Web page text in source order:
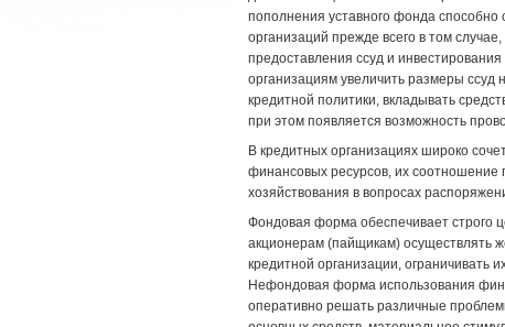
пополнения уставного фонда
организаций прежде всего в том
предоставления ссуд и
организациям увеличить размеры
кредитной политики, вкладывать
при этом появляется возможность
В кредитных организациях широко
финансовых ресурсов, их соотношение
хозяйствования в вопросах
Фондовая форма обеспечивает строго
акционерам (пайщикам) осуществлять
кредитной организации, ограничивать
Нефондовая форма использования
оперативно решать различные